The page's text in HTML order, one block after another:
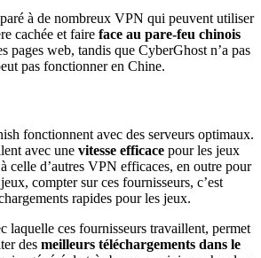
à de nombreux VPN qui peuvent utiliser
cachée et faire face au pare-feu chinois
pages web, tandis que CyberGhost n’a pas
pas fonctionner en Chine.
avec une vitesse efficace pour les jeux
celle d’autres VPN efficaces, en outre pour
compter sur ces fournisseurs, c’est
rapides pour les jeux.
laquelle ces fournisseurs travaillent, permet
des meilleurs téléchargements dans le